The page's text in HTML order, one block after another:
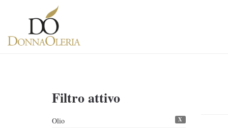
Filtro attivo
Olio X